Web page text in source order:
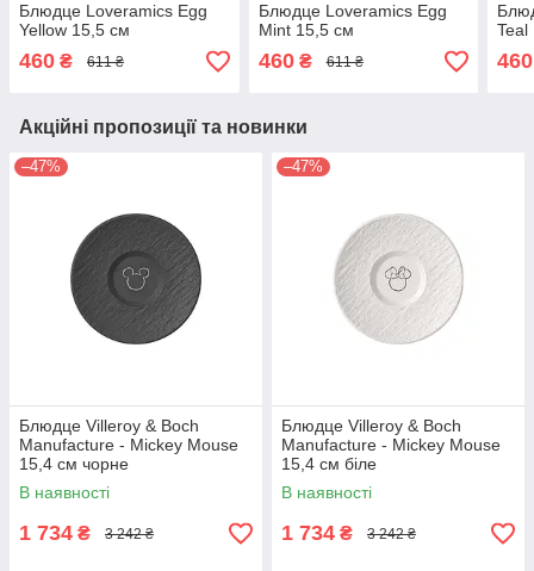
Блюдце Loveramics Egg
Yellow 15,5 см
460 ₴ 611 ₴
Блюдце Loveramics Egg
Mint 15,5 см
460₴ 611 ₴
Teal
460
Акційні пропозиції та новинки
–47%
Блюдце Villeroy & Boch
Manufacture - Mickey Mouse
15,4 см чорне
В наявності
1 734 ₴ 3 242 ₴
–47%
Блюдце Villeroy & Boch
Manufacture - Mickey Mouse
15,4 см біле
В наявності
1 734 ₴ 3 242 ₴